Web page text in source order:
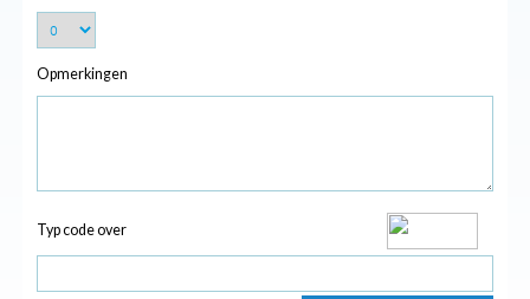
Opmerkingen
Typ code over